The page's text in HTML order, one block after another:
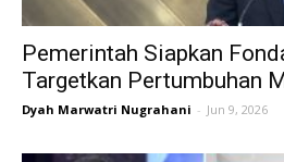
Pemerintah Siapkan
Targetkan Pertumbuhan
Dyah Marwatri Nugrahani - Jun 9, 2026